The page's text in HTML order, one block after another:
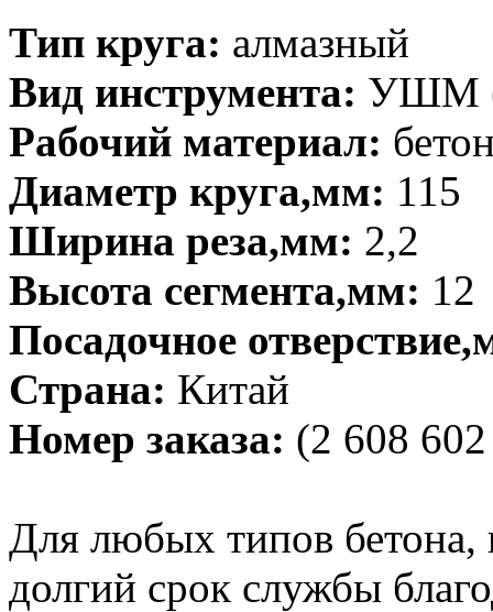
Тип круга: алмазный
Вид инструмента: УШМ
Рабочий материал:
Диаметр круга,мм: 115
Ширина реза,мм: 2,2
Высота сегмента,мм: 12
Посадочное
Страна: Китай
Номер заказа: (2 608
Для любых типов бетона,
долгий срок службы